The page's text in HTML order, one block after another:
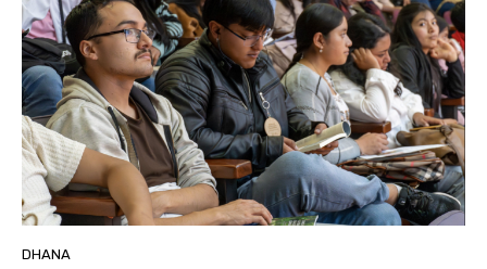
DHANA